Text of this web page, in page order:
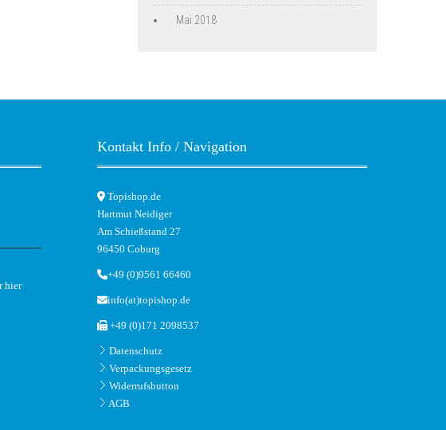
Mai 2018
hier
Kontakt Info / Navigation
Topishop.de
Hartmut Neidiger
Am Schießstand 27
96450 Coburg
+49 (0)9561 66460
info(at)topishop.de
+49 (0)171 2098537
Datenschutz
Verpackungsgesetz
Widerrufsbutton
AGB